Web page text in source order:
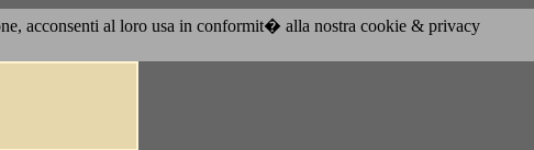
acconsenti al loro usa in conformit� alla nostra cookie & privacy